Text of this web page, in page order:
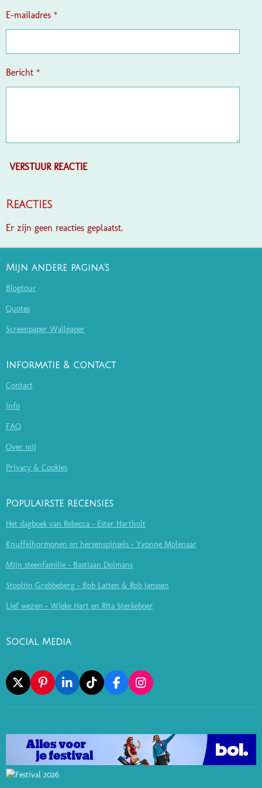
e
E-mailadres *
Bericht *
VERSTUUR REACTIE
Reacties
Er zijn geen reacties geplaatst.
Mijn andere pagina's
Blogtour
Quotes
Screenpaper Wallpaper
Informatie & contact
Contact
Info
FAQ
Over mij
Privacy & Cookies
Populairste recensies
Het dagboek van Rebecca - Ester Hartholt
Knuffelhormonen en hersenspinsels - Yvonne Molenaar
Mijn steenfamilie - Bastiaan Dolmans
Stoplijn Grebbeberg - Bob Latten & Rob Janssen
Lief wezen - Wieke Hart en Rita Sterkeboer
Social Media
X
P
I
N
E
R
E
S
T
L
I
N
E
D
I
N
T
I
K
O
F
A
C
B
O
K
I
N
S
A
G
A